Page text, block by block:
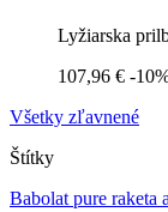
Lyžiarska
107,96 € -
Všetky zľavnené
Štítky
Babolat pure raketa